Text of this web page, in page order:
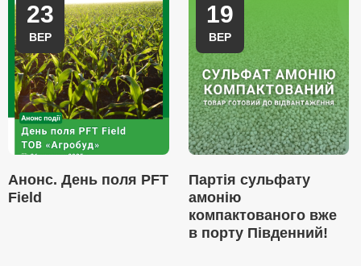
23
ВЕР
Анонс. День поля PFT
Field
19
ВЕР
Партія сульфату
амонію
компактованого вже
в порту Південний!